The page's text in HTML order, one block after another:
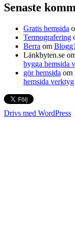
Senaste
Gratis hemsida
Termografering
Berra om
Länkbyten.se
bygga hemsida
gör hemsida om
hemsida verktyg
Drivs med WordPress